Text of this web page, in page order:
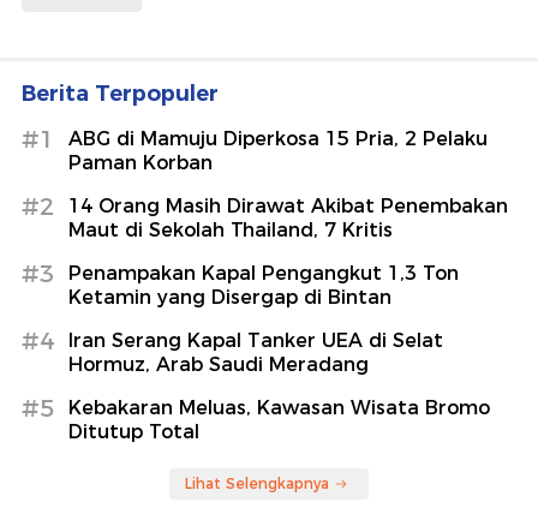
Berita Terpopuler
#1
ABG di Mamuju Diperkosa 15 Pria, 2 Pelaku
Paman Korban
#2
14 Orang Masih Dirawat Akibat Penembakan
Maut di Sekolah Thailand, 7 Kritis
#3
Penampakan Kapal Pengangkut 1,3 Ton
Ketamin yang Disergap di Bintan
#4
Iran Serang Kapal Tanker UEA di Selat
Hormuz, Arab Saudi Meradang
#5
Kebakaran Meluas, Kawasan Wisata Bromo
Ditutup Total
Lihat Selengkapnya